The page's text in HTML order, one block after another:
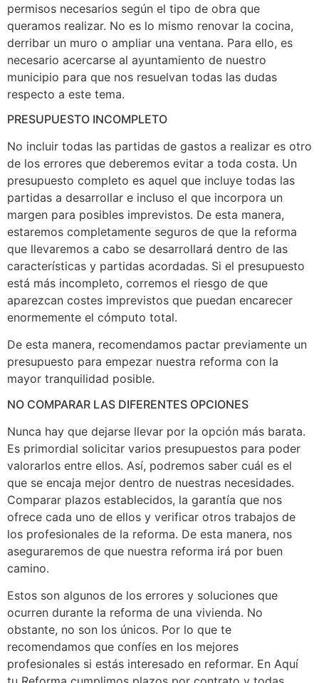
permisos necesarios según el tipo de obra que
queramos realizar. No es lo mismo renovar la cocina,
derribar un muro o ampliar una ventana. Para ello, es
necesario acercarse al ayuntamiento de nuestro
municipio para que nos resuelvan todas las dudas
respecto a este tema.
PRESUPUESTO INCOMPLETO
No incluir todas las partidas de gastos a realizar es otro
de los errores que deberemos evitar a toda costa. Un
presupuesto completo es aquel que incluye todas las
partidas a desarrollar e incluso el que incorpora un
margen para posibles imprevistos. De esta manera,
estaremos completamente seguros de que la reforma
que llevaremos a cabo se desarrollará dentro de las
características y partidas acordadas. Si el presupuesto
está más incompleto, corremos el riesgo de que
aparezcan costes imprevistos que puedan encarecer
enormemente el cómputo total.
De esta manera, recomendamos pactar previamente un
presupuesto para empezar nuestra reforma con la
mayor tranquilidad posible.
NO COMPARAR LAS DIFERENTES OPCIONES
Nunca hay que dejarse llevar por la opción más barata.
Es primordial solicitar varios presupuestos para poder
valorarlos entre ellos. Así, podremos saber cuál es el
que se encaja mejor dentro de nuestras necesidades.
Comparar plazos establecidos, la garantía que nos
ofrece cada uno de ellos y verificar otros trabajos de
los profesionales de la reforma. De esta manera, nos
aseguraremos de que nuestra reforma irá por buen
camino.
Estos son algunos de los errores y soluciones que
ocurren durante la reforma de una vivienda. No
obstante, no son los únicos. Por lo que te
recomendamos que confíes en los mejores
profesionales si estás interesado en reformar. En Aquí